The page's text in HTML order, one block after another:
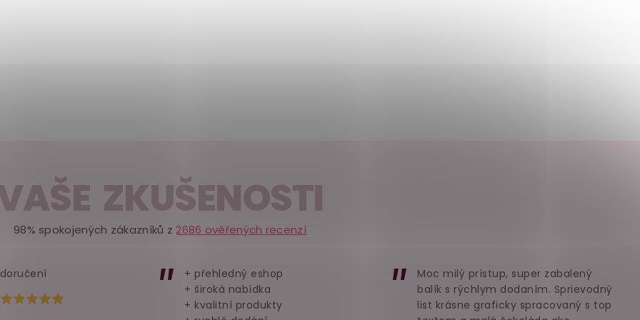
ZKUŠENOSTI
98% spokojených zákazníků z2686 ověřených recenzí
Hodnocení obchodu je 5 z 5 hvězdiček.
+ přehledný eshop
+ široká nabídka
+ kvalitní produkty
Moc milý prístup, super zabalený
balík s rýchlym dodaním. Sprievodný
list krásne graficky spracovaný s top